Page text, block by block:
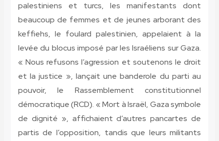
palestiniens et turcs, les manifestants dont
beaucoup de femmes et de jeunes arborant des
keffiehs, le foulard palestinien, appelaient à la
levée du blocus imposé par les Israéliens sur Gaza.
« Nous refusons l’agression et soutenons le droit
et la justice », lançait une banderole du parti au
pouvoir, le Rassemblement constitutionnel
démocratique (RCD). « Mort à Israël, Gaza symbole
de dignité », affichaient d’autres pancartes de
partis de l’opposition, tandis que leurs militants